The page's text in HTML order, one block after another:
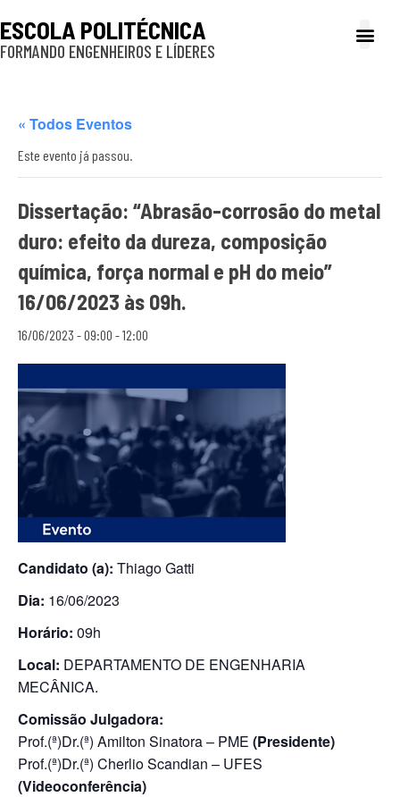
ESCOLA POLITÉCNICA
FORMANDO ENGENHEIROS E LÍDERES
« Todos Eventos
Este evento já passou.
Dissertação: “Abrasão-corrosão do metal
duro: efeito da dureza, composição
química, força normal e pH do meio”
16/06/2023 às 09h.
16/06/2023 - 09:00 -12:00
Candidato (a): Thiago Gatti
Dia: 16/06/2023
Horário: 09h
Local: DEPARTAMENTO DE ENGENHARIA
MECÂNICA.
Comissão Julgadora:
Prof.(ª)Dr.(ª) Amilton Sinatora – PME (Presidente)
Prof.(ª)Dr.(ª) Cherlio Scandian – UFES
(Videoconferência)